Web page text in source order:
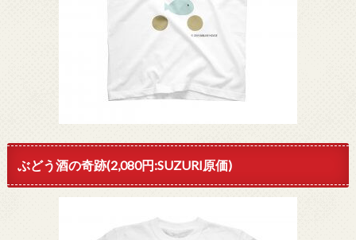
ぶどう酒の奇跡(2,080円:SUZURI原価)